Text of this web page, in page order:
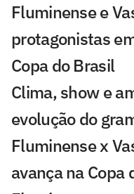
Fluminense e
protagonistas
Copa do Brasil
Clima, show e
evolução do
Fluminense x
avança na Copa